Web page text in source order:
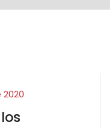
2020